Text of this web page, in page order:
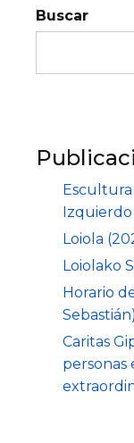
Buscar
Izquierdo
Loiola
Loiolako
Horario
Sebastián)
Caritas
personas